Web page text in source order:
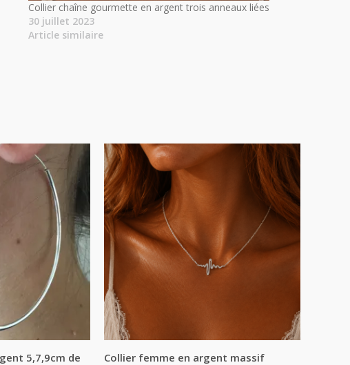
Collier chaîne gourmette en argent trois anneaux liées
30 juillet 2023
Article similaire
5,7,9cm de
Collier femme en argent massif